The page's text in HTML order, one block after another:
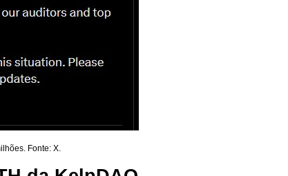
Fonte: X.